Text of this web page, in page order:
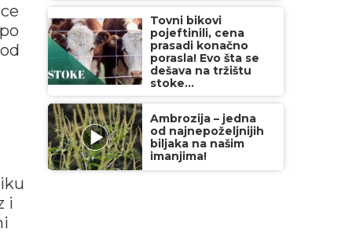
i
Tovni bikovi
pojeftinili, cena
prasadi konačno
porasla! Evo šta se
dešava na tržištu
stoke...
Ambrozija – jedna
od najnepoželjnijih
biljaka na našim
imanjima!